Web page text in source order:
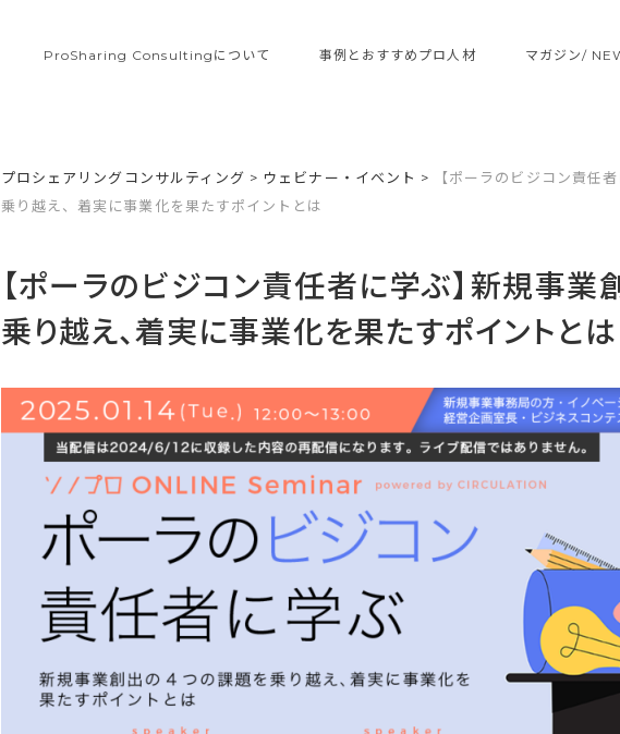
ProSharing Consultingについて 事例とおすすめプロ人材 マガジン/
プロシェアリングコンサルティング > ウェビナー・イベント >
【ポーラのビジコン責任
乗り越え、着実に事業化を果たすポイントとは
【ポーラのビジコン責任者に学ぶ】新規事
乗り越え、着実に事業化を果たすポイントとは